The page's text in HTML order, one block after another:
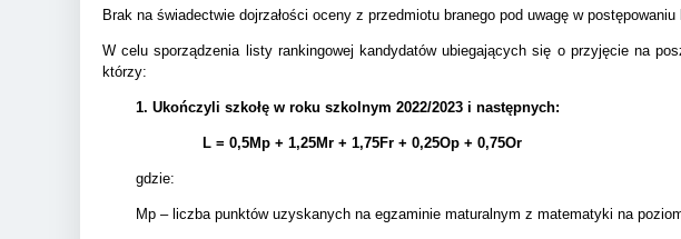
Brak na świadectwie dojrzałości oceny z przedmiotu branego pod uwagę w
W celu sporządzenia listy rankingowej kandydatów ubiegających się o przyjęcie na
którzy:
1. Ukończyli szkołę w roku szkolnym 2022/2023 i następnych:
L = 0,5Mp + 1,25Mr + 1,75Fr + 0,25Op + 0,75Or
gdzie:
Mp – liczba punktów uzyskanych na egzaminie maturalnym z matematyki na